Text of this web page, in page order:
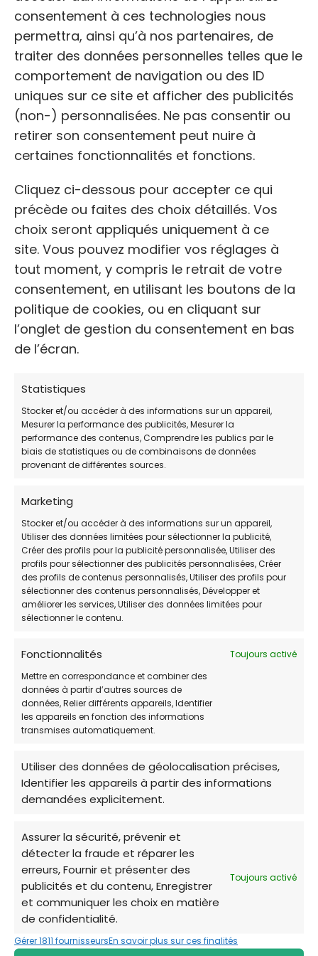
consentement à ces technologies nous
permettra, ainsi qu’à nos partenaires, de
traiter des données personnelles telles que le
comportement de navigation ou des ID
uniques sur ce site et afficher des publicités
(non-) personnalisées. Ne pas consentir ou
retirer son consentement peut nuire à
certaines fonctionnalités et fonctions.
Cliquez ci-dessous pour accepter ce qui
précède ou faites des choix détaillés. Vos
choix seront appliqués uniquement à ce
site. Vous pouvez modifier vos réglages à
tout moment, y compris le retrait de votre
consentement, en utilisant les boutons de la
politique de cookies, ou en cliquant sur
l’onglet de gestion du consentement en bas
de l’écran.
Statistiques
Stocker et/ou accéder à des informations sur un appareil,
Mesurer la performance des publicités, Mesurer la
performance des contenus, Comprendre les publics par le
biais de statistiques ou de combinaisons de données
provenant de différentes sources.
Marketing
Stocker et/ou accéder à des informations sur un appareil,
Utiliser des données limitées pour sélectionner la publicité,
Créer des profils pour la publicité personnalisée, Utiliser des
profils pour sélectionner des publicités personnalisées, Créer
des profils de contenus personnalisés, Utiliser des profils pour
sélectionner des contenus personnalisés, Développer et
améliorer les services, Utiliser des données limitées pour
sélectionner le contenu.
Fonctionnalités
Toujours activé
Mettre en correspondance et combiner des
données à partir d’autres sources de
données, Relier différents appareils, Identifier
les appareils en fonction des informations
transmises automatiquement.
Utiliser des données de géolocalisation précises,
Identifier les appareils à partir des informations
demandées explicitement.
Assurer la sécurité, prévenir et
détecter la fraude et réparer les
erreurs, Fournir et présenter des
publicités et du contenu, Enregistrer
et communiquer les choix en matière
de confidentialité.
Toujours activé
Gérer 1811 fournisseursEn savoir plus sur ces finalités
+33 6 15 29 09 56
WEB
http://www.uncoeursanstoit.fr/
Avis des clients
4.8 / 5 (plus de 88 votes)
HORAIRES DE PERMANENCE:
JOUR
HORAIRES:
Lundi
14h00-18h00
Mardi
14h00-18h00
Mercredi
14h00-18h00
Jeudi
Samedi
14h00-18h00
Dimanche
Fermé
L’associationUn Cœur Sans Toit, œuvre
depuis 2010 (et officiellement déclarée pour
sa branche canine en 2018) pourla
protection,le sauvetage et l’adoption de
chiens en détresse ou abandonnésdans le
département du 49.
Adoption de chiens identifiés, vaccinés et
stérilisés (ou stérilisables selon âge),
vie durable.
Pension/refuge pour chiens abandonnés
: accueil, soins vétérinaires, socialisation,
puis placement en famille d’accueil ou
adoption.
Processus de pré-visite et suivi de
l’adoptant pour garantir que
l’environnement est adapté (terrain clos,
temps présent, proximité géographique)